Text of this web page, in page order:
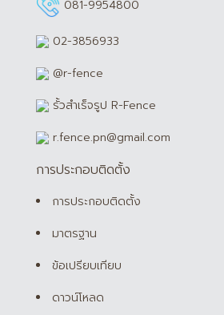
081-9954800
02-3856933
@r-fence
รั้วสำเร็จรูป R-Fence
r.fence.pn@gmail.com
การประกอบติดตั้ง
การประกอบติดตั้ง
มาตรฐาน
ข้อเปรียบเทียบ
ดาวน์โหลด